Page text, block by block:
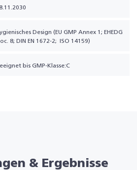
Design (EU GMP Annex 1; EHEDG
8; DIN EN 1672-2; ISO 14159)
bis GMP-Klasse:C
& Ergebnisse